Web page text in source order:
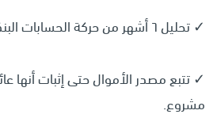
✓ تحليل ٦ أشهر من حركة الحسابات البنكية.
✓ تتبع مصدر الأموال حتى إثبات أنها
مشروع.